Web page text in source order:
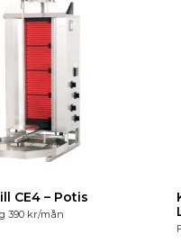
från 130 mm till
Kebabgrill CE4 – Potis
390 kr/mån